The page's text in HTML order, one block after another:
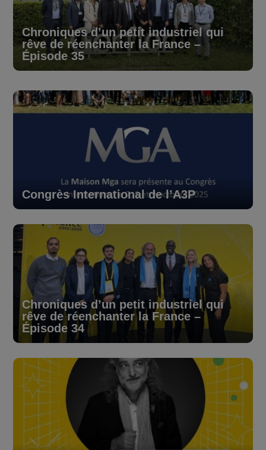
Chroniques d’un petit industriel qui
rêve de réenchanter la France –
Épisode 35
Congrès International de l’A3P
Chroniques d’un petit industriel qui
rêve de réenchanter la France –
Épisode 34